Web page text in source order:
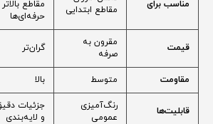
مناسب برای
مقاطع ابتدایی
مقاطع
حرفه‌ای‌ها
قیمت
مقرون به
صرفه
گران‌تر
مقاومت متوسط بالا
قابلیت‌ها
رنگ‌آمیزی
عمومی
جزئیات
و لایه‌بندی